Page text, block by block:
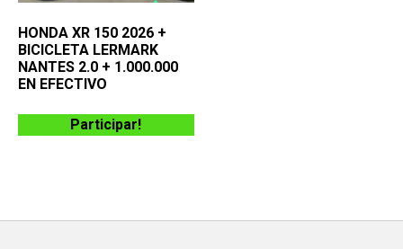
HONDA XR 150 2026 +
BICICLETA LERMARK
NANTES 2.0 + 1.000.000
EN EFECTIVO
Participar!